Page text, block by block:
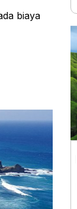
biaya